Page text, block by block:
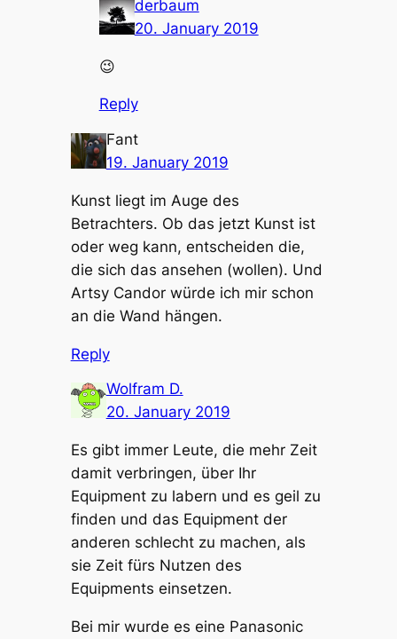
derbaum
20. January 2019
😉
Reply
Fant
19. January 2019
Kunst liegt im Auge des
Betrachters. Ob das jetzt Kunst ist
oder weg kann, entscheiden die,
die sich das ansehen (wollen). Und
Artsy Candor würde ich mir schon
an die Wand hängen.
Reply
Wolfram D.
20. January 2019
Es gibt immer Leute, die mehr Zeit
damit verbringen, über Ihr
Equipment zu labern und es geil zu
finden und das Equipment der
anderen schlecht zu machen, als
sie Zeit fürs Nutzen des
Equipments einsetzen.
Bei mir wurde es eine Panasonic